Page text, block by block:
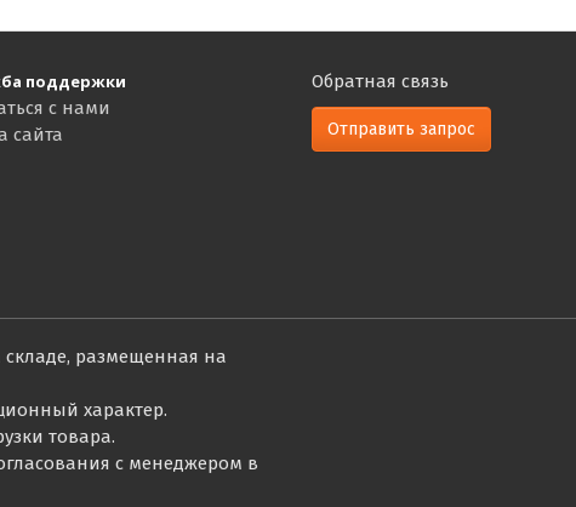
поддержки
с нами
сайта
Обратная связь
Отправить запрос
размещенная на
характер.
товара.
с менеджером в